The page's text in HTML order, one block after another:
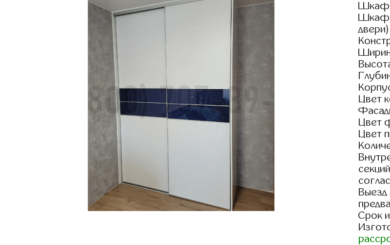
Шкаф
Шкаф
двери)
Цвет
Цвет
Цвет
Выезд
Срок